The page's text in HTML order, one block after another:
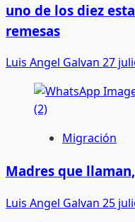
uno de los diez
remesas
Luis Angel Galvan 27
Migración
Madres que
Luis Angel Galvan 25